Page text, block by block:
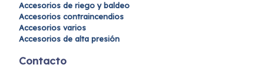
Accesorios de riego y baldeo
Accesorios contraincendios
Accesorios varios
Accesorios de alta presión
Contacto